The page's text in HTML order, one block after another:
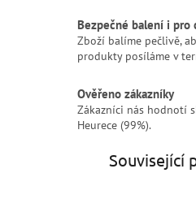
Bezpečné balení i pro
Zboží balíme pečlivě,
produkty posíláme v
Ověřeno zákazníky
Zákazníci nás hodnotí
Heurece (99%).
Související